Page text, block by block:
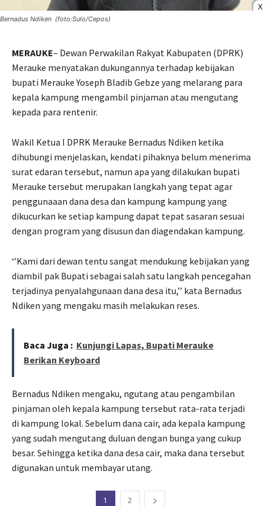
X
Bernadus Ndiken (foto:Sulo/Cepos)
MERAUKE– Dewan Perwakilan Rakyat Kabupaten (DPRK)
Merauke menyatakan dukungannya terhadap kebijakan
bupati Merauke Yoseph Bladib Gebze yang melarang para
kepala kampung mengambil pinjaman atau mengutang
kepada para rentenir.
Wakil Ketua I DPRK Merauke Bernadus Ndiken ketika
dihubungi menjelaskan, kendati pihaknya belum menerima
surat edaran tersebut, namun apa yang dilakukan bupati
Merauke tersebut merupakan langkah yang tepat agar
penggunaaan dana desa dan kampung kampung yang
dikucurkan ke setiap kampung dapat tepat sasaran sesuai
dengan program yang disusun dan diagendakan kampung.
‘’Kami dari dewan tentu sangat mendukung kebijakan yang
diambil pak Bupati sebagai salah satu langkah pencegahan
terjadinya penyalahgunaan dana desa itu,’’ kata Bernadus
Ndiken yang mengaku masih melakukan reses.
Baca Juga : Kunjungi Lapas, Bupati Merauke
Berikan Keyboard
Bernadus Ndiken mengaku, ngutang atau pengambilan
pinjaman oleh kepala kampung tersebut rata-rata terjadi
di kampung lokal. Sebelum dana cair, ada kepala kampung
yang sudah mengutang duluan dengan bunga yang cukup
besar. Sehingga ketika dana desa cair, maka dana tersebut
digunakan untuk membayar utang.
1 2